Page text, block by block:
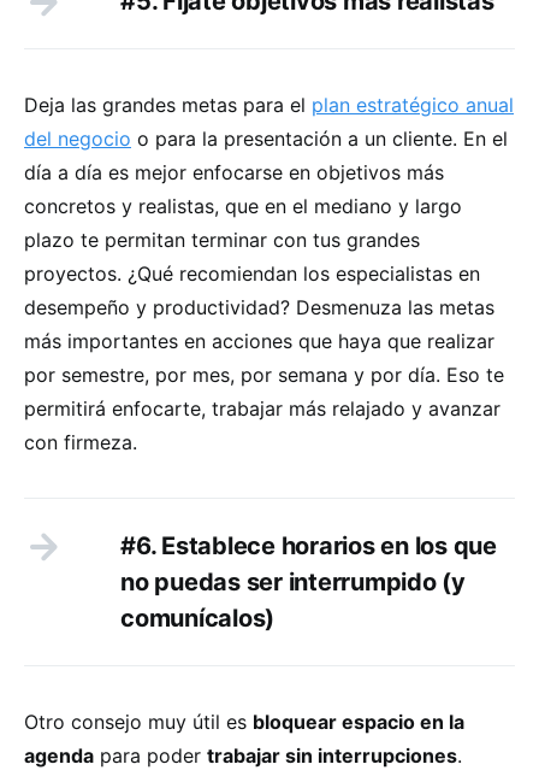
Deja las grandes metas para el plan estratégico anual
del negocio o para la presentación a un cliente. En el
día a día es mejor enfocarse en objetivos más
concretos y realistas, que en el mediano y largo
plazo te permitan terminar con tus grandes
proyectos. ¿Qué recomiendan los especialistas en
desempeño y productividad? Desmenuza las metas
más importantes en acciones que haya que realizar
por semestre, por mes, por semana y por día. Eso te
permitirá enfocarte, trabajar más relajado y avanzar
con firmeza.
#6. Establece horarios en los que
no puedas ser interrumpido (y
comunícalos)
Otro consejo muy útil es bloquear espacio en la
agenda para poder trabajar sin interrupciones.